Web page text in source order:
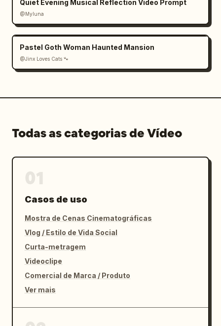
Quiet Evening Musical Reflection Video Prompt
@Myluna
Pastel Goth Woman Haunted Mansion
@Jinx Loves Cats 🐾
Todas as categorias de Vídeo
Casos de uso
Mostra de Cenas Cinematográficas
Vlog / Estilo de Vida Social
Curta-metragem
Videoclipe
Comercial de Marca / Produto
Ver mais